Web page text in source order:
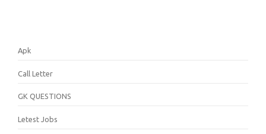
Apk
Call Letter
GK QUESTIONS
Letest Jobs